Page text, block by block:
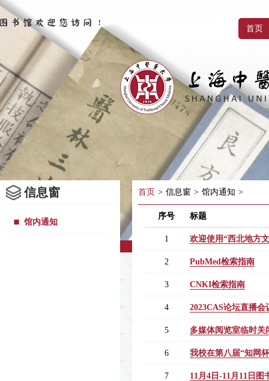
首页
信息窗
馆内通知
首页 > 信息窗 > 馆内通知 >
序号 标题
1 欢迎使用“西北地方
2 PubMed检索指南
3 CNKI检索指南
4 2023CAS论坛直播会
5 多媒体阅览室临时关
6 我校在第八届“知网
7 11月4日-11月11日